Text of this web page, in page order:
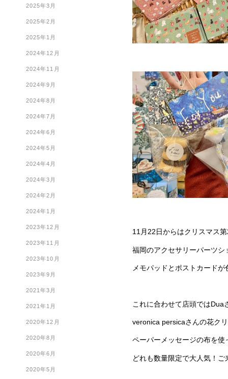
2025年3月
2025年2月
2025年1月
2024年12月
2024年11月
2024年9月
2024年8月
2024年7月
2024年6月
2024年5月
2024年4月
2024年3月
2024年2月
2024年1月
2023年12月
2023年11月
2023年10月
2023年9月
2021年3月
2021年1月
2020年12月
2020年8月
2020年6月
2020年5月
11月22日からはクリスマス
福岡のアクセサリーパーツ
メモパッドとポストカード
これに合わせて店頭ではDua
veronica persicaさんの花ク
ペーパーメッセージの布を
どれも数量限定で大人気！